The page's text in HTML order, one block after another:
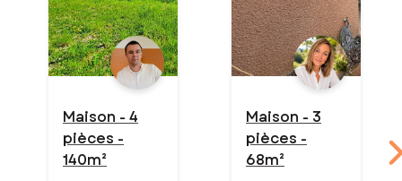
Maison - 4
pièces -
140m²
Maison - 3
pièces -
68m²